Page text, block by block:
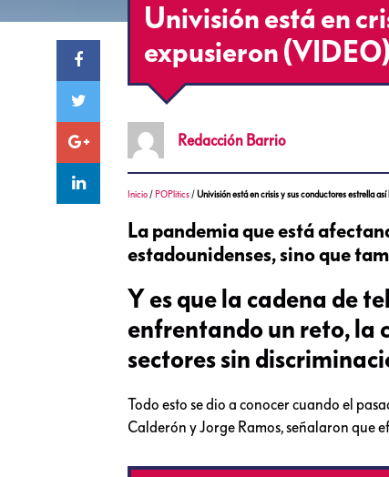
Univisión está en
expusieron (VIDEO)
Redacción Barrio
Inicio / POPlitics /Univisión está en crisis y sus conductores estrella
La pandemia que está
estadounidenses, sino que
Y es que la cadena de
enfrentando un reto, la
sectores sin
Todo esto se dio a conocer cuando el
Calderón y Jorge Ramos, señalaron que